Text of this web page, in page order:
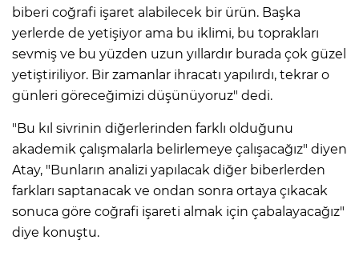
biberi coğrafi işaret alabilecek bir ürün. Başka
yerlerde de yetişiyor ama bu iklimi, bu toprakları
sevmiş ve bu yüzden uzun yıllardır burada çok güzel
yetiştiriliyor. Bir zamanlar ihracatı yapılırdı, tekrar o
günleri göreceğimizi düşünüyoruz" dedi.
"Bu kıl sivrinin diğerlerinden farklı olduğunu
akademik çalışmalarla belirlemeye çalışacağız" diyen
Atay, "Bunların analizi yapılacak diğer biberlerden
farkları saptanacak ve ondan sonra ortaya çıkacak
sonuca göre coğrafi işareti almak için çabalayacağız"
diye konuştu.